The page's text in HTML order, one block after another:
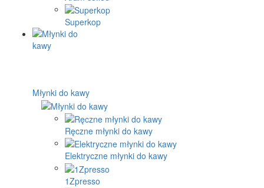
Superkop
Młynki do kawy
Ręczne młynki do kawy
Elektryczne młynki do kawy
1Zpresso